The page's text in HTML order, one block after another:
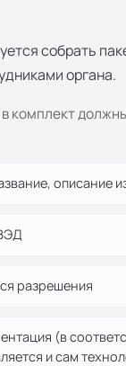
собрать
органа.
комплект
описание
разрешения
(в
и сам